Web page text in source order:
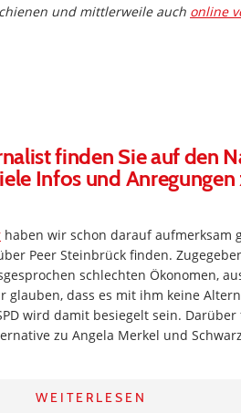
und mittlerweile auch online
finden Sie auf den
Infos und Anregungen
haben wir schon darauf aufmerksam
Peer Steinbrück finden.
schlechten Ökonomen,
dass es mit ihm keine
wird damit besiegelt sein.
zu Angela Merkel und
WEITERLESEN